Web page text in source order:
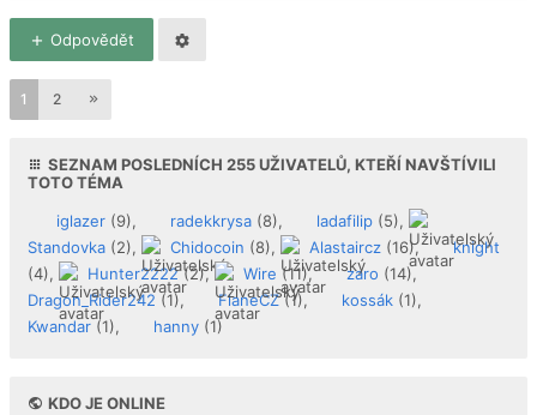
Odpovědět
1 2
SEZNAM POSLEDNÍCH 255UŽIVATELŮ, KTEŘÍ NAVŠTÍVILI
TOTO TÉMA
iglazer (9), radekkrysa (8), ladafilip (5),
Standovka (2), Chidocoin (8), Alastaircz (16),
knight
(4),
Hunter2222(2), Wire (11), zaro (14),
Dragon_Rider242 (1), FlaneCZ(1), kossák (1),
Kwandar (1), hanny (1)
KDO JE ONLINE